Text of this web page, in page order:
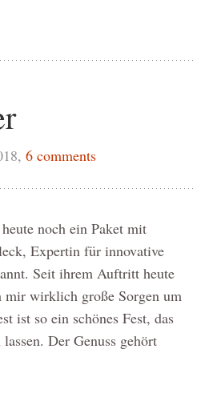
6 comments
noch ein Paket mit
Expertin für innovative
Seit ihrem Auftritt heute
wirklich große Sorgen um
ist so ein schönes Fest, das
Der Genuss gehört